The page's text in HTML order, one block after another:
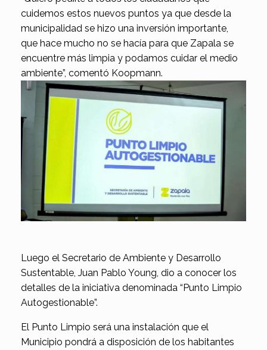
cuidemos estos nuevos puntos ya que desde la
municipalidad se hizo una inversión importante,
que hace mucho no se hacía para que Zapala se
encuentre más limpia y podamos cuidar el medio
ambiente”, comentó Koopmann.
Luego el Secretario de Ambiente y Desarrollo
Sustentable, Juan Pablo Young, dio a conocer los
detalles de la iniciativa denominada “Punto Limpio
Autogestionable”.
El Punto Limpio será una instalación que el
Municipio pondrá a disposición de los habitantes